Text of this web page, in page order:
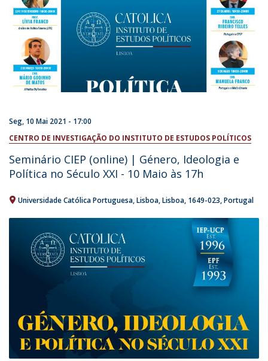
Seg, 10 Mai 2021 - 17:00
CENTRO DE INVESTIGAÇÃO DO INSTITUTO DE ESTUDOS POLÍTICOS
Seminário CIEP (online) | Género, Ideologia e
Política no Século XXI - 10 Maio às 17h
Universidade Católica Portuguesa Lisboa Lisboa 1649-023 Portugal